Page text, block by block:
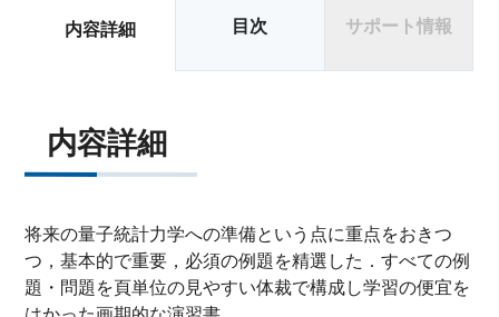
内容詳細 目次 サポート情報
内容詳細
将来の量子統計力学への準備という点に重点をおきつ
つ，基本的で重要，必須の例題を精選した．すべての例
題・問題を頁単位の見やすい体裁で構成し学習の便宜を